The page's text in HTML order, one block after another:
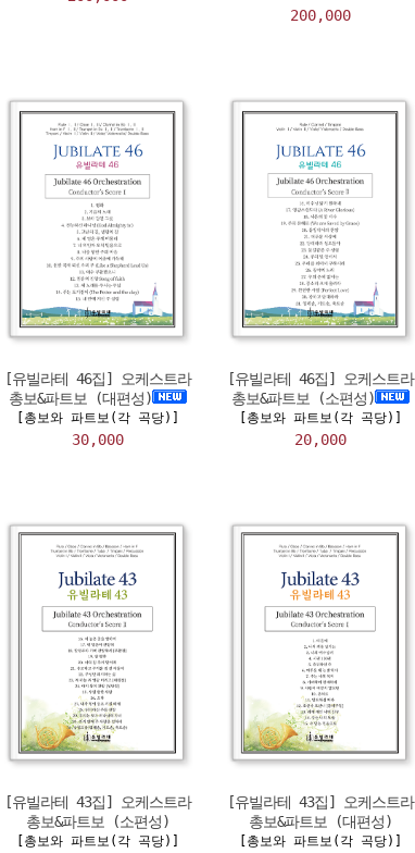
200,000
[유빌라테 46집] 오케스트라
총보&파트보 (대편성)
[총보와 파트보(각 곡당)]
30,000
[유빌라테 46집] 오케스트라
총보&파트보 (소편성)
[총보와 파트보(각 곡당)]
20,000
[유빌라테 43집] 오케스트라
총보&파트보 (소편성)
[총보와 파트보(각 곡당)]
[유빌라테 43집] 오케스트라
총보&파트보 (대편성)
[총보와 파트보(각 곡당)]